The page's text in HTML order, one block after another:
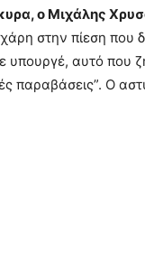
ο Μιχάλης
στην πίεση που
υπουργέ, αυτό
παραβάσεις”. Ο